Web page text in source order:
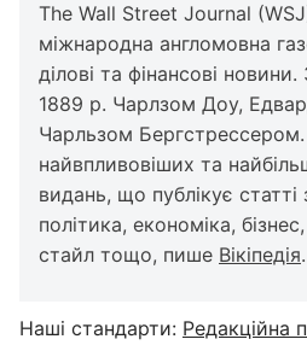
The Wall Street Journal
міжнародна англомовна
ділові та фінансові
1889 р. Чарлзом Доу,
Чарльзом
найвпливовіших та
видань, що публікує
політика, економіка,
стайл тощо, пише Вікіпедія.
Наші стандарти: Редакційна